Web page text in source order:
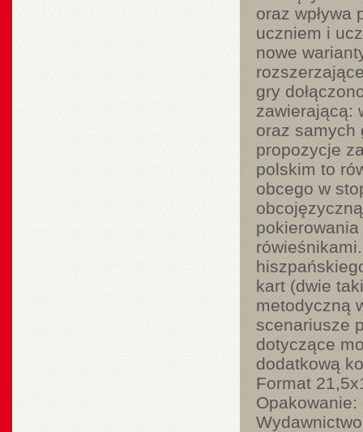
oraz wpływa
uczniem i
nowe
gry
zawierającą:
oraz samych
propozycje
polskim to
obcego w
kart (dwie
metodyczną
scenariusze
dotyczące
dodatkową
Format
Opakowanie: